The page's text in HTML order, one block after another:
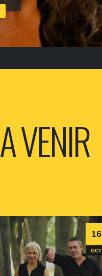
A VENIR
16
OCT